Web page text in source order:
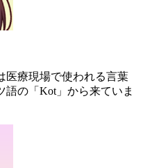
医療現場で使われる言葉
語の「Kot」から来ていま